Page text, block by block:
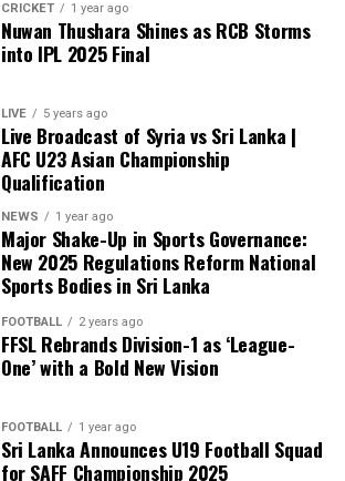
CRICKET 1 year ago
Nuwan Thushara Shines as RCB Storms
into IPL 2025 Final
LIVE 5 years ago
Live Broadcast of Syria vs Sri Lanka |
AFC U23 Asian Championship
Qualification
NEWS 1 year ago
Major Shake-Up in Sports Governance:
New 2025 Regulations Reform National
Sports Bodies in Sri Lanka
FOOTBALL 2 years ago
FFSL Rebrands Division-1 as ‘League-
One’ with a Bold New Vision
FOOTBALL 1 year ago
Sri Lanka Announces U19 Football Squad
for SAFF Championship 2025